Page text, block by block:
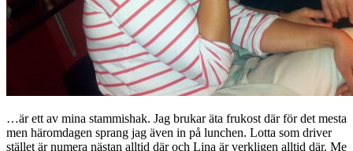
…är ett av mina stammishak. Jag brukar äta frukost där för det mesta
men häromdagen sprang jag även in på lunchen. Lotta som driver
stället är numera nästan alltid där och Lina är verkligen alltid där. Me